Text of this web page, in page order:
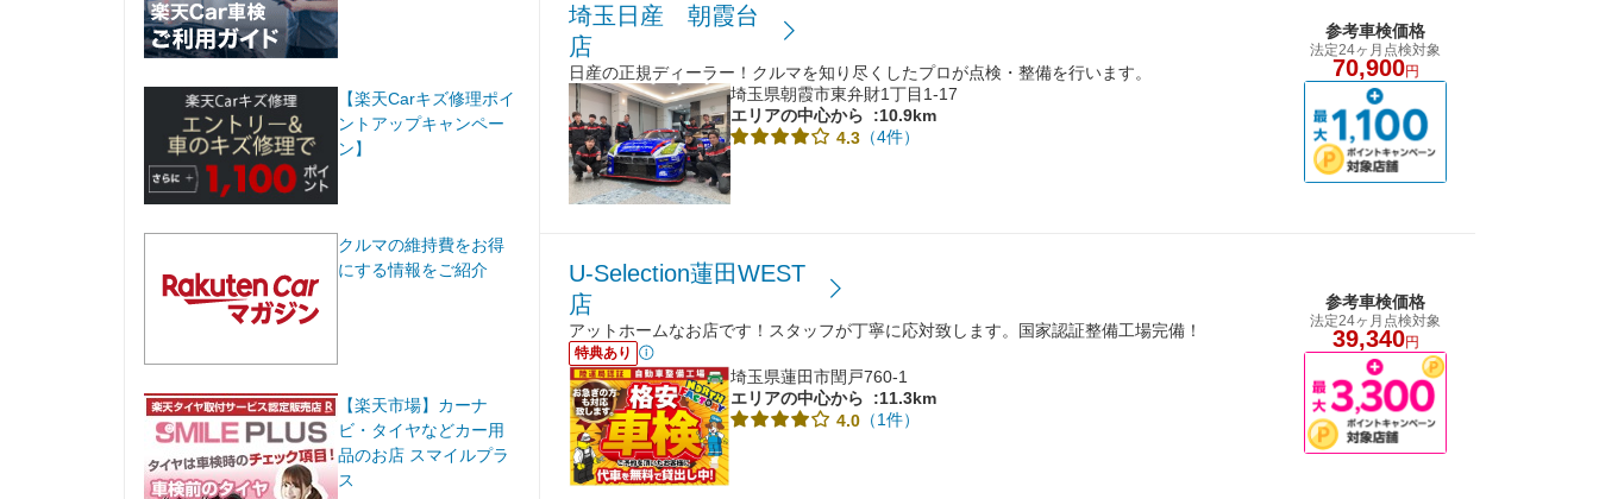
【楽天Carキズ修理ポイ
ントアップキャンペー
ン】
クルマの維持費をお得
にする情報をご紹介
【楽天市場】カーナ
ビ・タイヤなどカー用
品のお店 スマイルプラ
ス
埼玉日産 朝霞台
店
日産の正規ディーラー！クルマを知り尽くしたプロが点検・整備を行います。
埼玉県朝霞市東弁財1丁目1-17
エリアの中心から
:10.9km
4.3 （4件）
参考車検価格
法定24ヶ月点検対象
70,900円
U-Selection蓮田WEST
店
アットホームなお店です！スタッフが丁寧に応対致します。国家認証整備工場完備！
特典あり
埼玉県蓮田市閏戸760-1
エリアの中心から
:11.3km
4.0 （1件）
参考車検価格
法定24ヶ月点検対象
39,340円